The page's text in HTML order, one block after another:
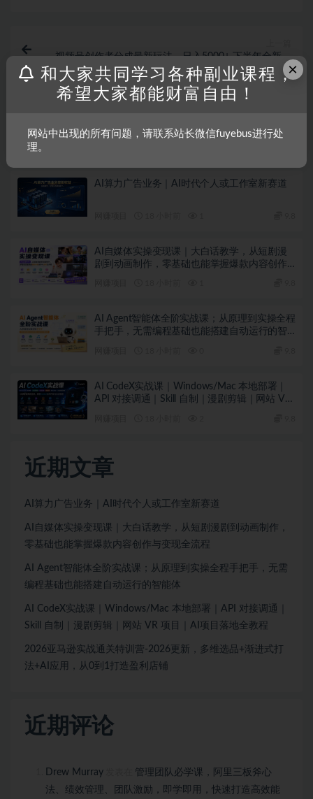
视频号创作者分成最新玩法，日入5000+ 下半年全新赛
道条条过原创
相关文章
AI算力广告业务｜AI时代个人或工作室新赛道
AI自媒体实操变现课｜大白话教学，从短剧漫
剧到动画制作，零基础也能掌握爆款内容创作
AI Agent智能体全阶实战课；从原理到实操全程
手把手，无需编程基础也能搭建自动运行的智
AI CodeX实战课｜Windows/Mac 本地部署｜
API 对接调通｜Skill 自制｜漫剧剪辑｜网站 VR
近期文章
AI算力广告业务｜AI时代个人或工作室新赛道
AI自媒体实操变现课｜大白话教学，从短剧漫剧到动画制作，
零基础也能掌握爆款内容创作与变现全流程
AI Agent智能体全阶实战课；从原理到实操全程手把手，无需
编程基础也能搭建自动运行的智能体
AI CodeX实战课｜Windows/Mac 本地部署｜API 对接调通｜
Skill 自制｜漫剧剪辑｜网站 VR 项目｜AI项目落地全教程
2026亚马逊实战通关特训营-2026更新，多维选品+渐进式打
法+AI应用，从0到1打造盈利店铺
近期评论
Drew Murray
管理团队必学课，阿里三板斧心
法、绩效管理、团队激励，即学即用，快速打造高效能
×
和大家共同学习各种副业课程，
希望大家都能财富自由！
网站中出现的所有问题，请联系站长微信fuyebus进行处
理。